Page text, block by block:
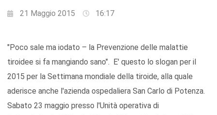
21 Maggio 2015 16:17
"Poco sale ma iodato – la Prevenzione delle malattie
tiroidee si fa mangiando sano". E' questo lo slogan per il
2015 per la Settimana mondiale della tiroide, alla quale
aderisce anche l'azienda ospedaliera San Carlo di Potenza.
Sabato 23 maggio presso l'Unità operativa di